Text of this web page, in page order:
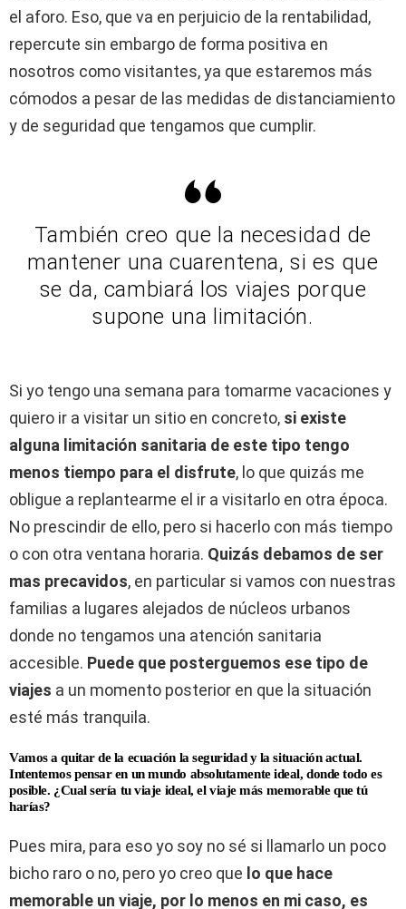
el aforo. Eso, que va en perjuicio de la rentabilidad,
repercute sin embargo de forma positiva en
nosotros como visitantes, ya que estaremos más
cómodos a pesar de las medidas de distanciamiento
y de seguridad que tengamos que cumplir.
También creo que la necesidad de
mantener una cuarentena, si es que
se da, cambiará los viajes porque
supone una limitación.
Si yo tengo una semana para tomarme vacaciones y
quiero ir a visitar un sitio en concreto, si existe
alguna limitación sanitaria de este tipo tengo
menos tiempo para el disfrute, lo que quizás me
obligue a replantearme el ir a visitarlo en otra época.
No prescindir de ello, pero si hacerlo con más tiempo
o con otra ventana horaria. Quizás debamos de ser
mas precavidos, en particular si vamos con nuestras
familias a lugares alejados de núcleos urbanos
donde no tengamos una atención sanitaria
accesible. Puede que posterguemos ese tipo de
viajes a un momento posterior en que la situación
esté más tranquila.
Vamos a quitar de la ecuación la seguridad y la situación actual.
Intentemos pensar en un mundo absolutamente ideal, donde todo es
posible. ¿Cual sería tu viaje ideal, el viaje más memorable que tú
harías?
Pues mira, para eso yo soy no sé si llamarlo un poco
bicho raro o no, pero yo creo que lo que hace
memorable un viaje, por lo menos en mi caso, es